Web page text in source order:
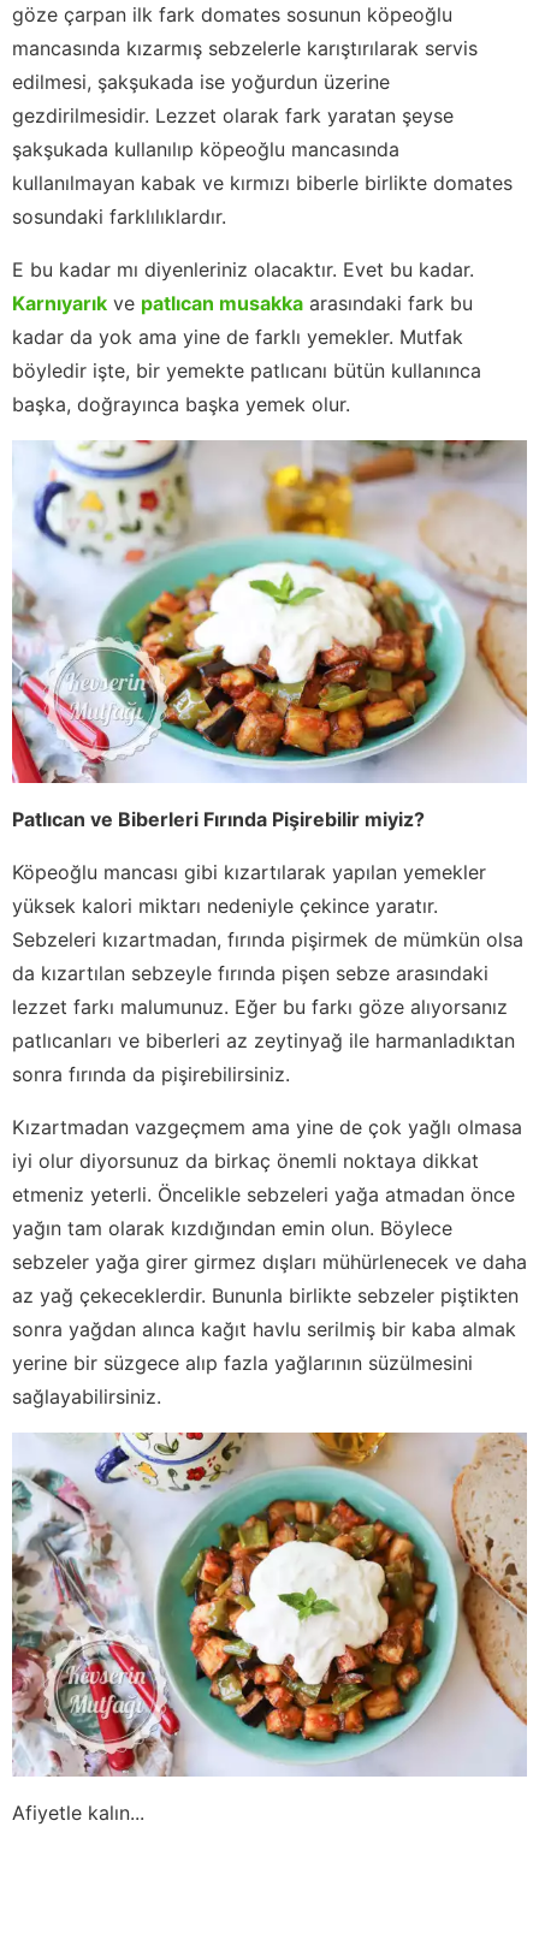
göze çarpan ilk fark domates sosunun köpeoğlu
mancasında kızarmış sebzelerle karıştırılarak servis
edilmesi, şakşukada ise yoğurdun üzerine
gezdirilmesidir. Lezzet olarak fark yaratan şeyse
şakşukada kullanılıp köpeoğlu mancasında
kullanılmayan kabak ve kırmızı biberle birlikte domates
sosundaki farklılıklardır.
E bu kadar mı diyenleriniz olacaktır. Evet bu kadar.
Karnıyarık ve patlıcan musakka arasındaki fark bu
kadar da yok ama yine de farklı yemekler. Mutfak
böyledir işte, bir yemekte patlıcanı bütün kullanınca
başka, doğrayınca başka yemek olur.
Patlıcan ve Biberleri Fırında Pişirebilir miyiz?
Köpeoğlu mancası gibi kızartılarak yapılan yemekler
yüksek kalori miktarı nedeniyle çekince yaratır.
Sebzeleri kızartmadan, fırında pişirmek de mümkün olsa
da kızartılan sebzeyle fırında pişen sebze arasındaki
lezzet farkı malumunuz. Eğer bu farkı göze alıyorsanız
patlıcanları ve biberleri az zeytinyağ ile harmanladıktan
sonra fırında da pişirebilirsiniz.
Kızartmadan vazgeçmem ama yine de çok yağlı olmasa
iyi olur diyorsunuz da birkaç önemli noktaya dikkat
etmeniz yeterli. Öncelikle sebzeleri yağa atmadan önce
yağın tam olarak kızdığından emin olun. Böylece
sebzeler yağa girer girmez dışları mühürlenecek ve daha
az yağ çekeceklerdir. Bununla birlikte sebzeler piştikten
sonra yağdan alınca kağıt havlu serilmiş bir kaba almak
yerine bir süzgece alıp fazla yağlarının süzülmesini
sağlayabilirsiniz.
Afiyetle kalın...